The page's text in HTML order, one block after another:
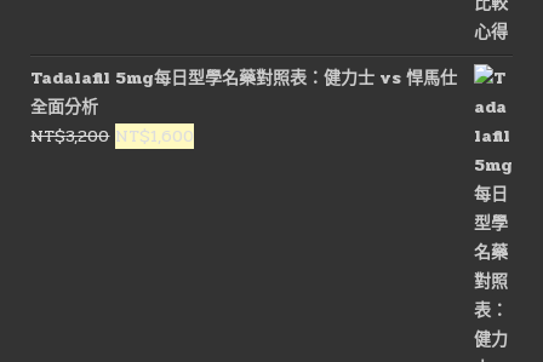
Tadalafil 5mg每日型學名藥對照表：健力士 vs 悍馬仕
全面分析
NT$3,200 原
NT$1,600